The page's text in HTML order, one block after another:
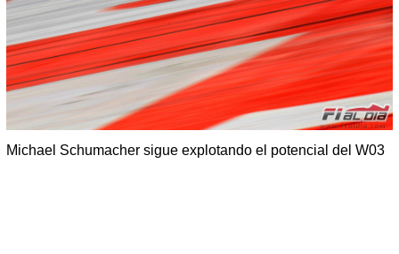
Michael Schumacher sigue explotando el potencial del W03